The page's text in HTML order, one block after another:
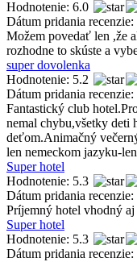
Hodnotenie: 6.0
Dátum pridania recenzie:
Možem povedať len ,že
rozhodne to skúste a
super dovolenka
Hodnotenie: 5.2
Dátum pridania recenzie:
Fantastický club
nemal chybu,všetky deti
deťom.Animačný
len nemeckom jazyku-
Super hotel
Hodnotenie: 5.3
Dátum pridania recenzie:
Príjemný hotel vhodný
Super hotel
Hodnotenie: 5.3
Dátum pridania recenzie: